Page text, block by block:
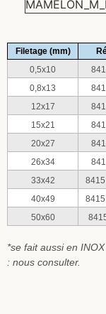
Filetage (mm)
0,5x10
0,8x13
12x17
15x21
20x27
26x34
33x42
40x49
50x60
*se fait aussi en
: nous consulter.